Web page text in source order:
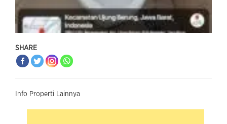
SHARE
Info Properti Lainnya